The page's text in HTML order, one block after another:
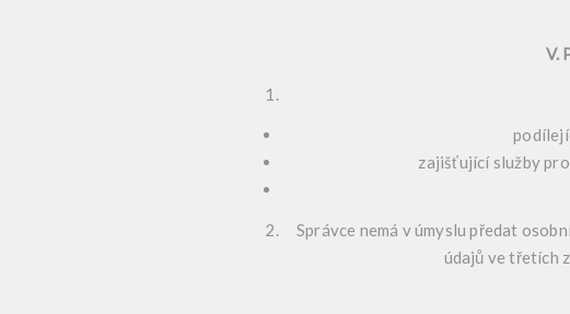
V.
zajišťující služby
Správce nemá v úmyslu předat
údajů ve třetích